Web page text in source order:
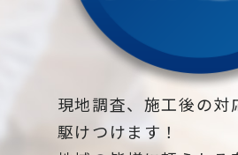
現地調査、施工後の対
駆けつけます！